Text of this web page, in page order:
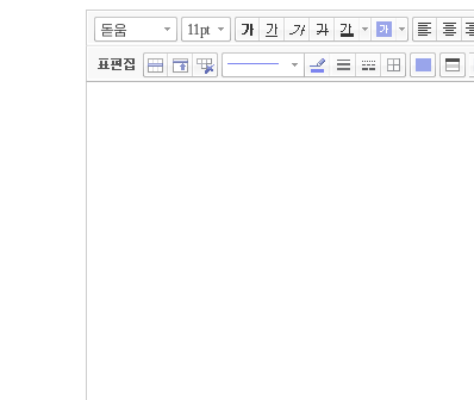
돋움 11pt
넓게쓰기
툴바 더보기
에디터